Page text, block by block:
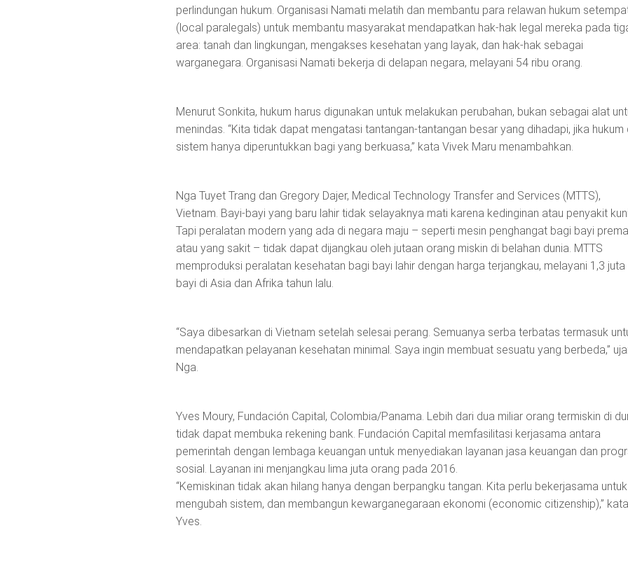
perlindungan hukum. Organisasi Namati melatih dan membantu para relawan hukum
(local paralegals) untuk membantu masyarakat mendapatkan hak-hak legal mereka pada
area: tanah dan lingkungan, mengakses kesehatan yang layak, dan hak-hak sebagai
warganegara. Organisasi Namati bekerja di delapan negara, melayani 54 ribu orang.
Menurut Sonkita, hukum harus digunakan untuk melakukan perubahan, bukan sebagai alat
menindas. “Kita tidak dapat mengatasi tantangan-tantangan besar yang dihadapi, jika hukum
sistem hanya diperuntukkan bagi yang berkuasa,” kata Vivek Maru menambahkan.
Nga Tuyet Trang dan Gregory Dajer, Medical Technology Transfer and Services (MTTS),
Vietnam. Bayi-bayi yang baru lahir tidak selayaknya mati karena kedinginan atau penyakit
Tapi peralatan modern yang ada di negara maju – seperti mesin penghangat bagi bayi
atau yang sakit – tidak dapat dijangkau oleh jutaan orang miskin di belahan dunia. MTTS
memproduksi peralatan kesehatan bagi bayi lahir dengan harga terjangkau, melayani 1,3 juta
bayi di Asia dan Afrika tahun lalu.
“Saya dibesarkan di Vietnam setelah selesai perang. Semuanya serba terbatas termasuk
mendapatkan pelayanan kesehatan minimal. Saya ingin membuat sesuatu yang berbeda,”
Nga.
Yves Moury, Fundación Capital, Colombia/Panama. Lebih dari dua miliar orang termiskin di
tidak dapat membuka rekening bank. Fundación Capital memfasilitasi kerjasama antara
pemerintah dengan lembaga keuangan untuk menyediakan layanan jasa keuangan dan
sosial. Layanan ini menjangkau lima juta orang pada 2016.
“Kemiskinan tidak akan hilang hanya dengan berpangku tangan. Kita perlu bekerjasama untuk
mengubah sistem, dan membangun kewarganegaraan ekonomi (economic citizenship),” kata
Yves.